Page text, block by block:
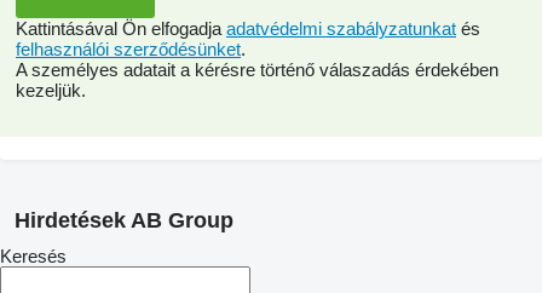
Kattintásával Ön elfogadja adatvédelmi szabályzatunkat és
felhasználói szerződésünket.
A személyes adatait a kérésre történő válaszadás érdekében
kezeljük.
Hirdetések AB Group
Keresés